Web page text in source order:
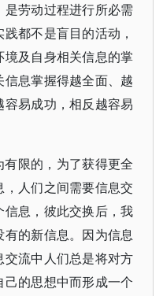
劳动过程进行所必需
都不是盲目的活动，
及自身相关信息的掌
息掌握得越全面、越
易成功，相反越容易
限的，为了获得更全
人们之间需要信息交
息，彼此交换后，我
的新信息。因为信息
流中人们总是将对方
的思想中而形成一个